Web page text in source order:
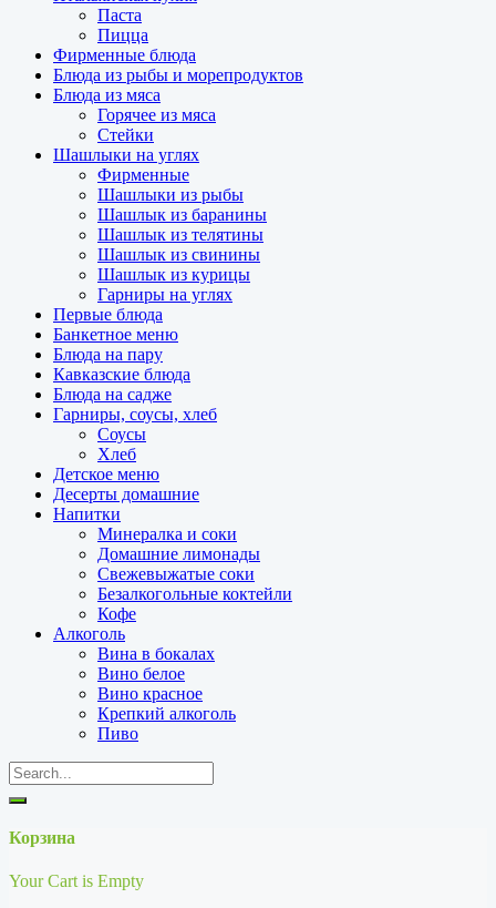
Паста
Пицца
Фирменные блюда
Блюда из рыбы и морепродуктов
Блюда из мяса
Горячее из мяса
Стейки
Шашлыки на углях
Фирменные
Шашлыки из рыбы
Шашлык из баранины
Шашлык из телятины
Шашлык из свинины
Шашлык из курицы
Гарниры на углях
Первые блюда
Банкетное меню
Блюда на пару
Кавказские блюда
Блюда на садже
Гарниры, соусы, хлеб
Соусы
Хлеб
Детское меню
Десерты домашние
Напитки
Минералка и соки
Домашние лимонады
Свежевыжатые соки
Безалкогольные коктейли
Кофе
Алкоголь
Вина в бокалах
Вино белое
Вино красное
Крепкий алкоголь
Пиво
Корзина
Your Cart is Empty